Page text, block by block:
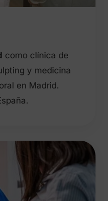
como clínica de
y medicina
en Madrid.